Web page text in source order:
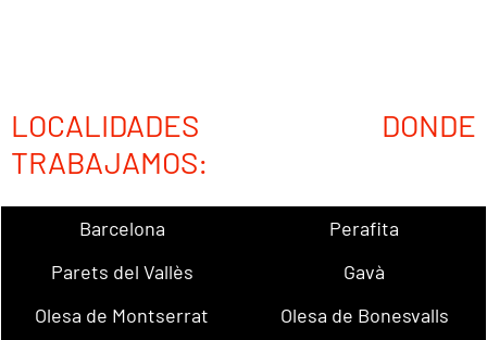
LOCALIDADES DONDE
TRABAJAMOS:
Barcelona
Perafita
Parets del Vallès
Gavà
Olesa de Montserrat
Olesa de Bonesvalls